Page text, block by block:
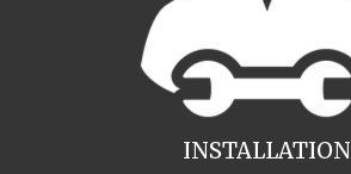
INSTALLATION